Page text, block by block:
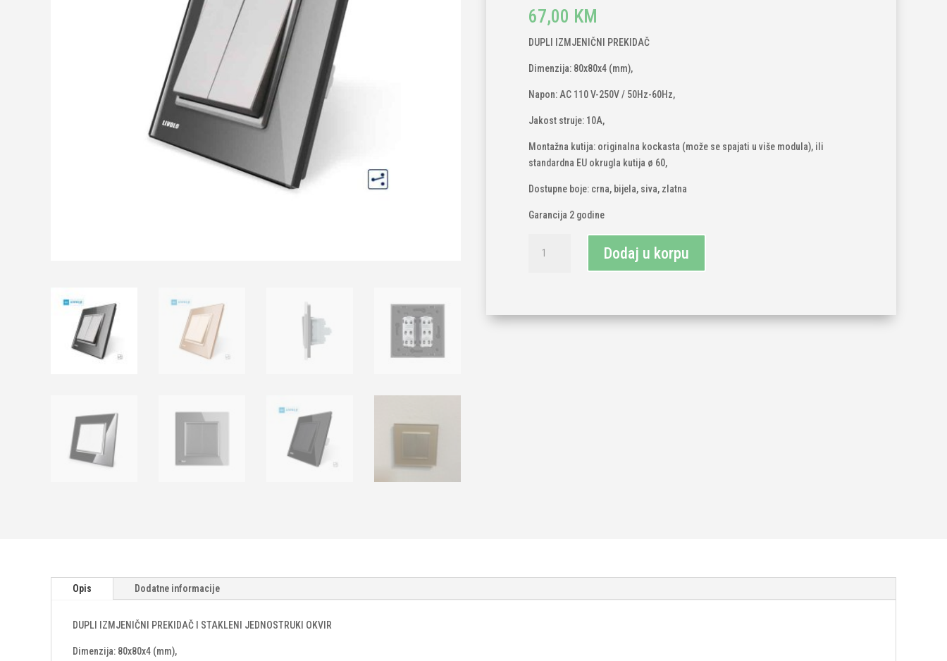
67,00 KM
DUPLI IZMJENIČNI PREKIDAČ
Dimenzija: 80x80x4 (mm),
Napon: AC 110 V-250V / 50Hz-60Hz,
Jakost struje: 10A,
Montažna kutija: originalna kockasta (može se spajati u više modula), ili
standardna EU okrugla kutija ø 60,
Dostupne boje: crna, bijela, siva, zlatna
Garancija 2 godine
mehanički
i
Dodaj u korpu
Opis Dodatne informacije
DUPLI IZMJENIČNI PREKIDAČ I STAKLENI JEDNOSTRUKI OKVIR
Dimenzija: 80x80x4 (mm),